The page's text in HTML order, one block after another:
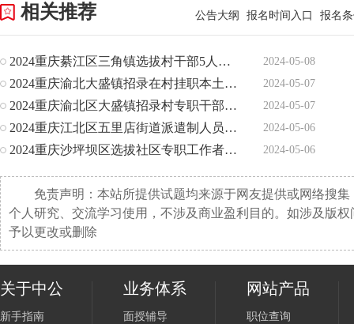
相关推荐 公告大纲 报名时间入口 报名
2024重庆綦江区三角镇选拔村干部5人公告 2024-05-08
2024重庆渝北大盛镇招录在村挂职本土人才9人公告 2024-05-07
2024重庆渝北区大盛镇招录村专职干部3人公告 2024-05-07
2024重庆江北区五里店街道派遣制人员招聘4人公告 2024-05-06
2024重庆沙坪坝区选拔社区专职工作者后备人选200人公告 2024-05-06
免责声明：本站所提供试题均来源于网友提供或网络搜
个人研究、交流学习使用，不涉及商业盈利目的。如涉及版
予以更改或删除
关于中公
新手指南
业务体系
面授辅导
网站产品
职位查询